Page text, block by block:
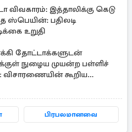
விவகாரம்: இத்தாலிக்கு கெடு
ஸ்பெயின்: பதிலடி
உறுதி
தோட்டாக்களுடன்
நுழைய முயன்ற பள்ளிச்
விசாரணையின் கூறிய
பிரபலமானவை